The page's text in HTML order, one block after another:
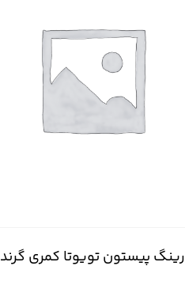
رینگ پیستون تویوتا کمری گرند